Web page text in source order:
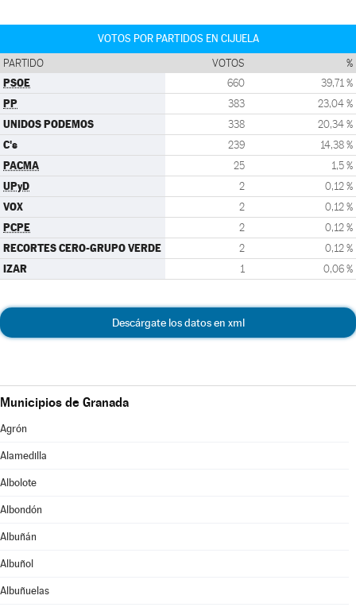
VOTOS POR PARTIDOS EN CIJUELA
PARTIDO VOTOS %
PSOE 660 39,71 %
PP 383 23,04 %
UNIDOS PODEMOS 338 20,34 %
C's 239 14,38 %
PACMA 25 1,5 %
UPyD 2 0,12 %
VOX 2 0,12 %
PCPE 2 0,12 %
RECORTES CERO-GRUPO VERDE 2 0,12 %
IZAR 1 0,06 %
Descárgate los datos en xml
Municipios de Granada
Agrón
Alamedilla
Albolote
Albondón
Albuñán
Albuñol
Albuñuelas